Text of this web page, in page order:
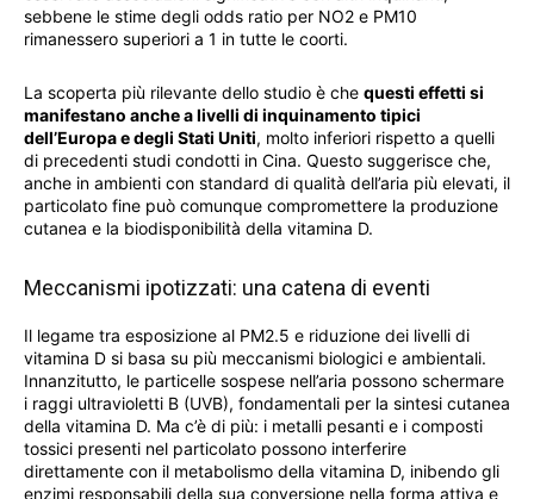
sebbene le stime degli odds ratio per NO2 e PM10
rimanessero superiori a 1 in tutte le coorti.
La scoperta più rilevante dello studio è che questi effetti si
manifestano anche a livelli di inquinamento tipici
dell’Europa e degli Stati Uniti, molto inferiori rispetto a quelli
di precedenti studi condotti in Cina. Questo suggerisce che,
anche in ambienti con standard di qualità dell’aria più elevati, il
particolato fine può comunque compromettere la produzione
cutanea e la biodisponibilità della vitamina D.
Meccanismi ipotizzati: una catena di eventi
Il legame tra esposizione al PM2.5 e riduzione dei livelli di
vitamina D si basa su più meccanismi biologici e ambientali.
Innanzitutto, le particelle sospese nell’aria possono schermare
i raggi ultravioletti B (UVB), fondamentali per la sintesi cutanea
della vitamina D. Ma c’è di più: i metalli pesanti e i composti
tossici presenti nel particolato possono interferire
direttamente con il metabolismo della vitamina D, inibendo gli
enzimi responsabili della sua conversione nella forma attiva e